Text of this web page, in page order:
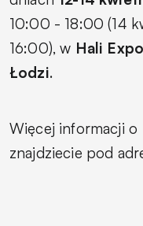
10:00 - 18:00 (14
16:00), w Hali Expo
Łodzi.
Więcej informacji o
znajdziecie pod